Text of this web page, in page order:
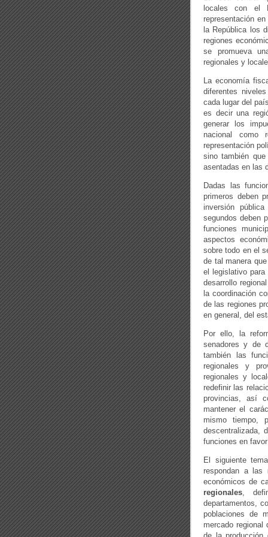
locales con el
representación
la República los
regiones
se promueva
regionales y
La economía
diferentes
cada lugar del
es decir una
generar los
nacional como
representación
sino también
asentadas en las
Dadas las
primeros deben
inversión
segundos deben
funciones
aspectos
sobre todo en el
de tal manera
el legislativo para
desarrollo
la coordinación
de las regiones
en general, del
Por ello, la
senadores y de
también las
regionales y
regionales y
redefinir las
provincias, así
mantener el
mismo tiempo,
descentralizada,
funciones en
El siguiente
respondan a las
económicos de
regionales,
departamentos,
poblaciones de
mercado